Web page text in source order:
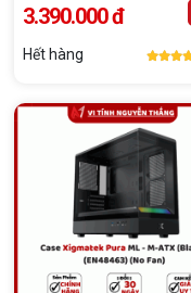
3.390.000 đ
Hết hàng